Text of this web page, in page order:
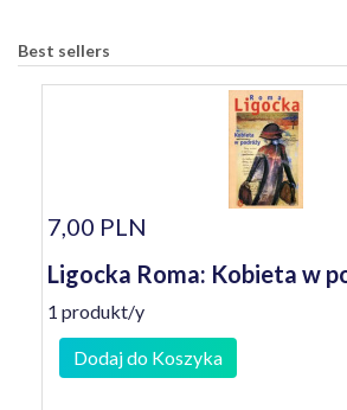
Best sellers
7,00 PLN
Ligocka Roma: Kobieta w
1 produkt/y
Dodaj do Koszyka